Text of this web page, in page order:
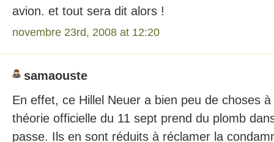
avion. et tout sera dit alors !
novembre 23rd, 2008 at 12:20
samaouste
En effet, ce Hillel Neuer a bien peu de choses
théorie officielle du 11 sept prend du plomb
passe. Ils en sont réduits à réclamer la